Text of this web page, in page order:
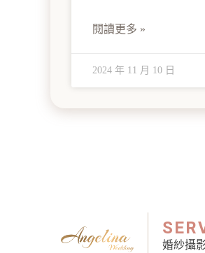
閱讀更多 »
2024 年 11 月 10 日
婚紗攝